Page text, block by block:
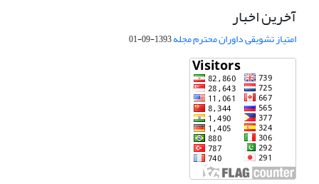
آخرین اخبار
امتیاز تشویقی داوران محترم مجله1393-09-01